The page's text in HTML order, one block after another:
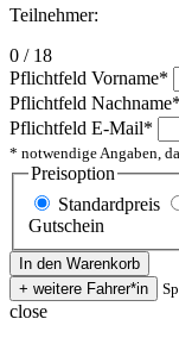
Teilnehmer:
0 / 18
Pflichtfeld Vorname*
Pflichtfeld Nachname*
Pflichtfeld E-Mail*
* notwendige Angaben,
Preisoption
Standardpreis
Gutschein
close